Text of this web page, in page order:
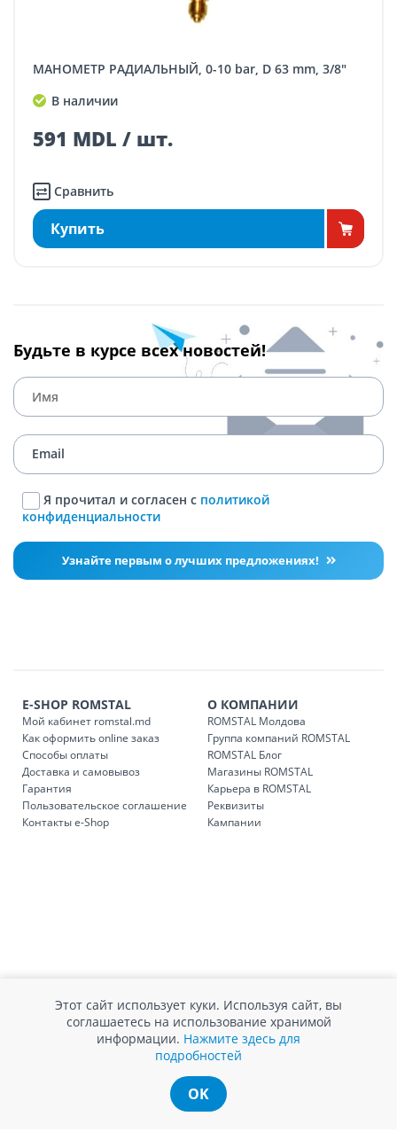
МАНОМЕТР РАДИАЛЬНЫЙ, 0-10 bar, D 63 mm, 3/8"
В наличии
591 MDL / шт.
Сравнить
Купить
Будьте в курсе всех новостей!
Я прочитал и согласен с политикой
конфиденциальности
Узнайте первым о лучших предложениях!
E-SHOP ROMSTAL
Мой кабинет romstal.md
Как оформить online заказ
Способы оплаты
Доставка и самовывоз
Гарантия
Пользовательское соглашение
Контакты e-Shop
О КОМПАНИИ
ROMSTAL Молдова
Группа компаний ROMSTAL
ROMSTAL Блог
Магазины ROMSTAL
Карьера в ROMSTAL
Реквизиты
Кампании
Этот сайт использует куки. Используя сайт, вы
соглашаетесь на использование хранимой
информации. Нажмите здесь для
подробностей
OK